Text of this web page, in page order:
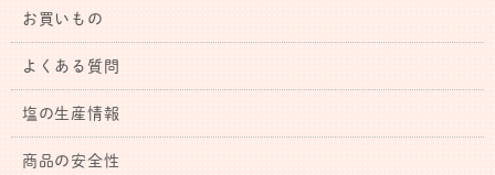
お買いもの
よくある質問
塩の生産情報
商品の安全性